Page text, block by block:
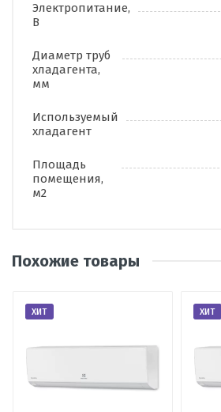
Электропитание,
В
Диаметр труб
хладагента,
мм
Используемый
хладагент
Площадь
помещения,
м2
Написать отзыв
Оценка
Пожалуйста, оцените по 5
Похожие товары
ХИТ ХИТ